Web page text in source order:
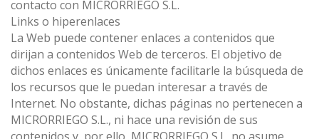
contacto con MICRORRIEGO S.L.
Links o hiperenlaces
La Web puede contener enlaces a contenidos que
dirijan a contenidos Web de terceros. El objetivo de
dichos enlaces es únicamente facilitarle la búsqueda de
los recursos que le puedan interesar a través de
Internet. No obstante, dichas páginas no pertenecen a
MICRORRIEGO S.L., ni hace una revisión de sus